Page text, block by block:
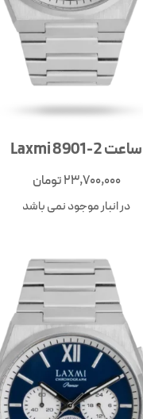
ساعت Laxmi 8901-2
23,700,000تومان
در انبار موجود نمی باشد